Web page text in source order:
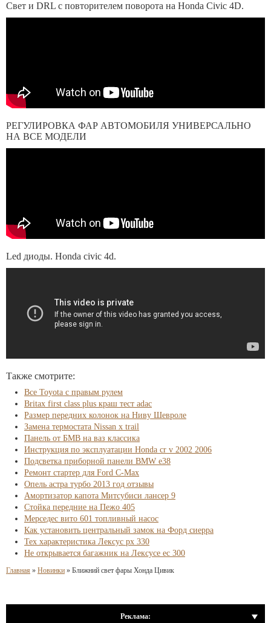
Свет и DRL c повторителем поворота на Honda Civic 4D.
РЕГУЛИРОВКА ФАР АВТОМОБИЛЯ УНИВЕРСАЛЬНО
НА ВСЕ МОДЕЛИ
Led диоды. Honda civic 4d.
Также смотрите:
Все Toyota с правым рулем
Britax first class plus краш тест adac
Размер передних колонок на Ниву Шевроле
Замена термостата Nissan x trail
Панель от БМВ на ваз классика
Инструкция по эксплуатации Honda cr v 2002 2006
Подсветка приборной панели BMW e38
Ремонт стартер для Ford C-Max
Опель астра турбо 2013 год отзывы
Амортизатор капота Митсубиси лансер 9
Стойка передние на Пежо 405
Мерседес вито 601 топливный насос
Как установить центральный замок на Форд сиерра
Тех характеристика Лексус рх 330
Не открывается багажник на Лексусе ес 300
Главная » Новинки » Ближний свет фары Хонда Цивик
Реклама: